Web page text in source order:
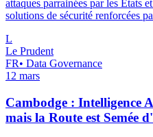
attaques parrainées par les États
solutions de sécurité renforcées
L
Le Prudent
FR• Data Governance
12 mars
Cambodge : Intelligence
mais la Route est Semée